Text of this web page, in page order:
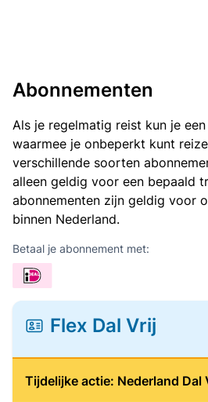
Abonnementen
Als je regelmatig reist kun je
waarmee je onbeperkt kunt
verschillende soorten
alleen geldig voor een bepaald
abonnementen zijn geldig voor
binnen Nederland.
Betaal je abonnement met:
Flex Dal Vrij
Tijdelijke actie: Nederland Dal